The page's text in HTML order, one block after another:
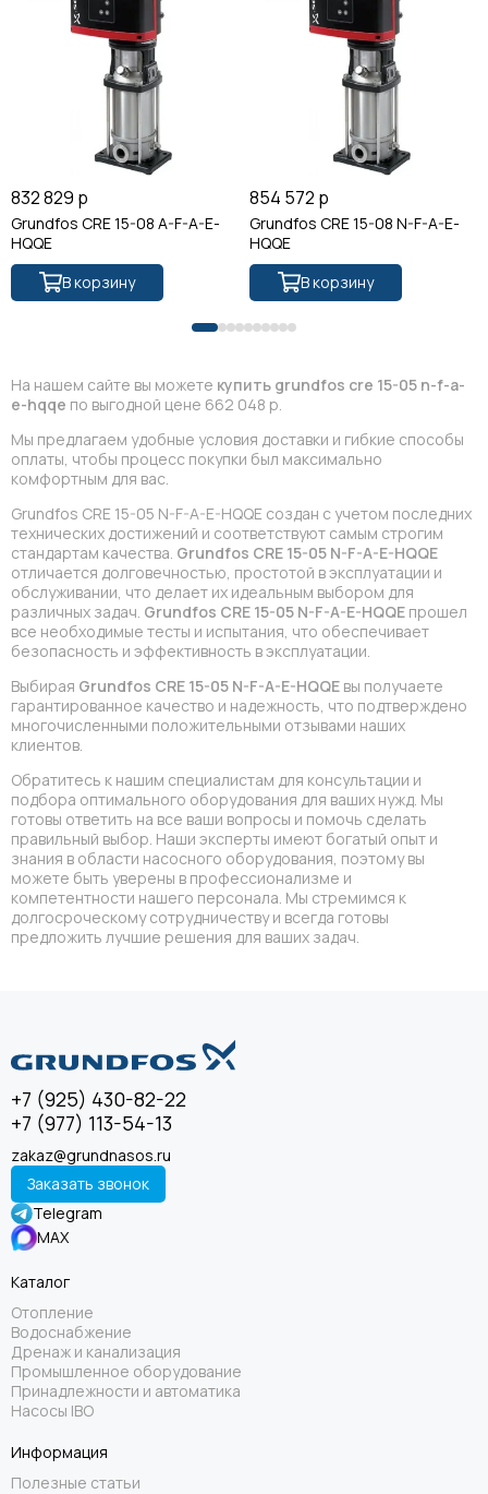
832 829 р
Grundfos CRE 15-08 A-F-A-E-
HQQE
В корзину
854 572 р
Grundfos CRE 15-08 N-F-A-E-
HQQE
В корзину
На нашем сайте вы можете купить grundfos cre 15-05 n-f-a-
e-hqqe по выгодной цене 662 048 р.
Мы предлагаем удобные условия доставки и гибкие способы
оплаты, чтобы процесс покупки был максимально
комфортным для вас.
Grundfos CRE 15-05 N-F-A-E-HQQE создан с учетом последних
технических достижений и соответствуют самым строгим
стандартам качества. Grundfos CRE 15-05 N-F-A-E-HQQE
отличается долговечностью, простотой в эксплуатации и
обслуживании, что делает их идеальным выбором для
различных задач. Grundfos CRE 15-05 N-F-A-E-HQQE прошел
все необходимые тесты и испытания, что обеспечивает
безопасность и эффективность в эксплуатации.
Выбирая Grundfos CRE 15-05 N-F-A-E-HQQE вы получаете
гарантированное качество и надежность, что подтверждено
многочисленными положительными отзывами наших
клиентов.
Обратитесь к нашим специалистам для консультации и
подбора оптимального оборудования для ваших нужд. Мы
готовы ответить на все ваши вопросы и помочь сделать
правильный выбор. Наши эксперты имеют богатый опыт и
знания в области насосного оборудования, поэтому вы
можете быть уверены в профессионализме и
компетентности нашего персонала. Мы стремимся к
долгосроческому сотрудничеству и всегда готовы
предложить лучшие решения для ваших задач.
+7 (925) 430-82-22
+7 (977) 113-54-13
zakaz@grundnasos.ru
Заказать звонок
Telegram
MAX
Каталог
Отопление
Водоснабжение
Дренаж и канализация
Промышленное оборудование
Принадлежности и автоматика
Насосы IBO
Информация
Полезные статьи